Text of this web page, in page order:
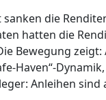
die
hatten die
Bewegung
Haven“-
Anleihen